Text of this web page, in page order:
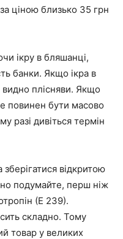
ціною близько 35 грн
ікру в бляшанці,
банки. Якщо ікра в
видно плісняви. Якщо
повинен бути масово
разі дивіться термін
відкритою
подумайте, перш ніж
(Е 239).
складно. Тому
товар у великих